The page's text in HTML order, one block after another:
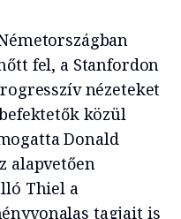
fel, a Stanfordon
nézeteket
közül
Donald
alapvetően
Thiel a
tagjait is